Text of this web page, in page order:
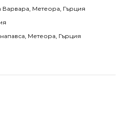
Варвара, Метеора, Гърция
Метеора, Гърция